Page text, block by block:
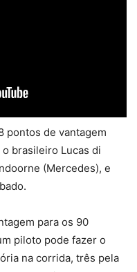
pontos de vantagem
brasileiro Lucas di
(Mercedes), e
para os 90
piloto pode fazer o
na corrida, três pela